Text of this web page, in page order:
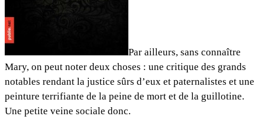
Par ailleurs, sans connaître
Mary, on peut noter deux choses : une critique des grands
notables rendant la justice sûrs d’eux et paternalistes et une
peinture terrifiante de la peine de mort et de la guillotine.
Une petite veine sociale donc.